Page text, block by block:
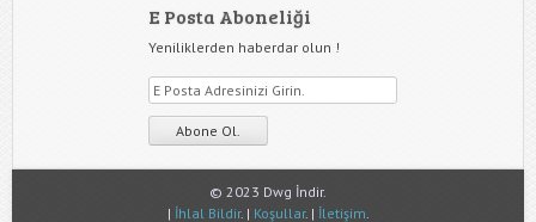
E Posta Aboneliği
Yeniliklerden haberdar olun !
© 2023 Dwg İndir.
| İhlal Bildir. | Koşullar. | İletişim